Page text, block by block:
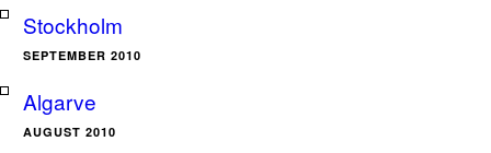
Stockholm
SEPTEMBER 2010
Algarve
AUGUST 2010